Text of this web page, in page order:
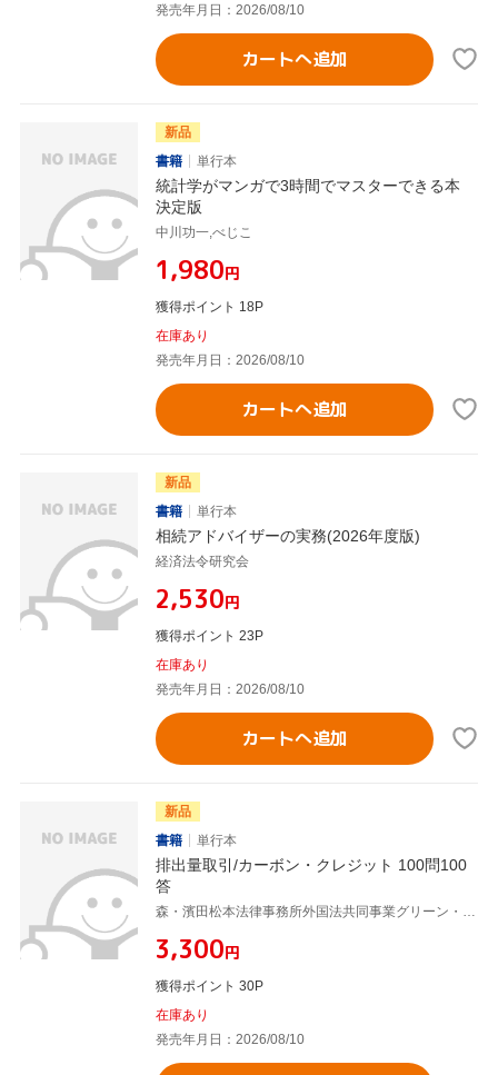
発売年月日：2026/08/10
カートへ追加
新品
書籍
単行本
統計学がマンガで3時間でマスターできる本
決定版
中川功一,べじこ
¥1,980円
獲得ポイント 18P
在庫あり
発売年月日：2026/08/10
カートへ追加
新品
書籍
単行本
相続アドバイザーの実務(2026年度版)
経済法令研究会
¥2,530円
獲得ポイント 23P
在庫あり
発売年月日：2026/08/10
カートへ追加
新品
書籍
単行本
排出量取引/カーボン・クレジット 100問100
答
¥3,300円
獲得ポイント 30P
在庫あり
発売年月日：2026/08/10